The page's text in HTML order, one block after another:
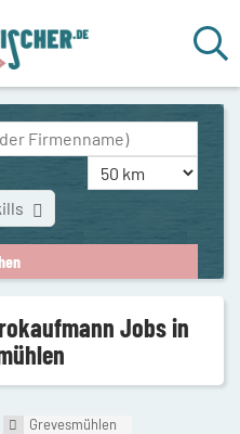
Jobs in
Grevesmühlen